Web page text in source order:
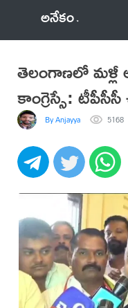
అనేకం
తెలంగాణలో మళ్లీ
కాంగ్రెస్సే:
By Anjayya 5168